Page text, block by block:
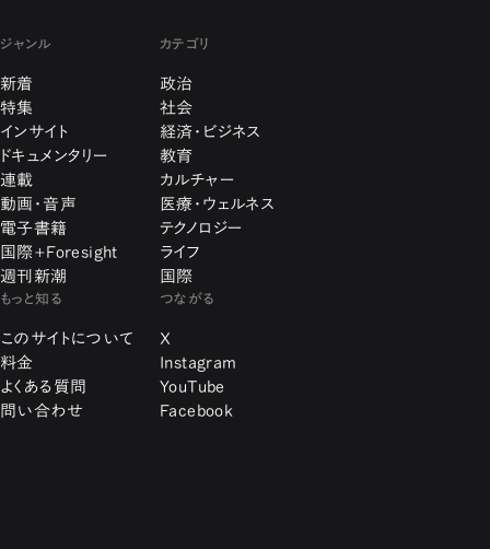
ジャンル
新着
特集
インサイト
ドキュメンタリー
連載
動画・音声
電子書籍
国際+Foresight
週刊新潮
カテゴリ
政治
社会
経済・ビジネス
教育
カルチャー
医療・ウェルネス
テクノロジー
ライフ
国際
もっと知る
このサイトについて
料金
よくある質問
問い合わせ
つながる
X
Instagram
YouTube
Facebook